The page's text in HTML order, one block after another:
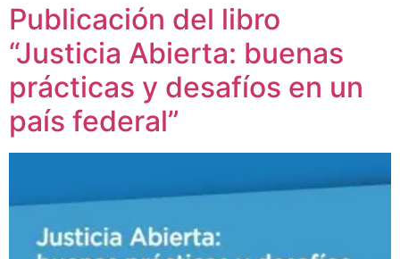
Publicación del libro
“Justicia Abierta: buenas
prácticas y desafíos en un
país federal”